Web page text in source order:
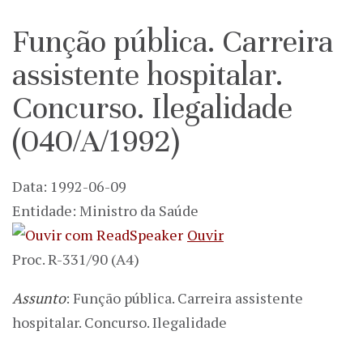
APRESENTAR QUEIXA
PT
Função pública. Carreira
assistente hospitalar.
Concurso. Ilegalidade
(040/A/1992)
Data: 1992-06-09
Entidade: Ministro da Saúde
Ouvir
Proc. R-331/90 (A4)
Assunto: Função pública. Carreira assistente
hospitalar. Concurso. Ilegalidade